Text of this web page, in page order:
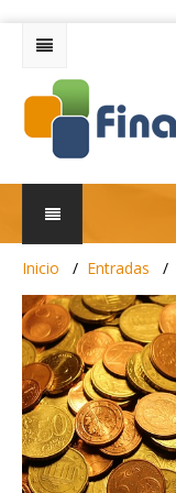
Inicio Entradas